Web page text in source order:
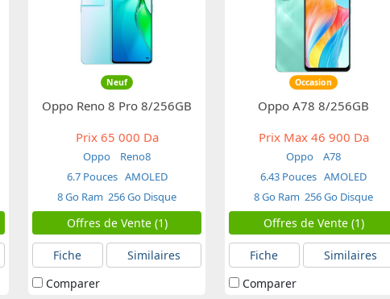
Neuf
Oppo Reno 8 Pro 8/256GB
Prix65 000 Da
Oppo
Reno8
6.7 Pouces AMOLED
8 Go Ram 256 Go Disque
Offres de Vente (1)
Fiche
Similaires
Comparer
Occasion
Oppo A78 8/256GB
Prix Max46 900 Da
Oppo
A78
6.43 Pouces AMOLED
8 Go Ram 256 Go Disque
Offres de Vente (1)
Fiche
Similaires
Comparer